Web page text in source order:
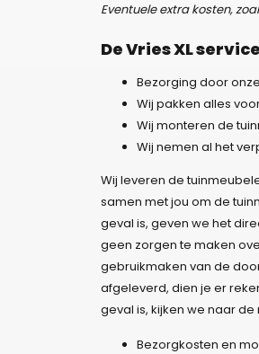
Eventuele extra kosten,
De Vries XL
Bezorging door
Wij pakken alles
Wij monteren de
Wij nemen al het
Wij leveren de
samen met jou om de
geval is, geven we het
geen zorgen te maken
gebruikmaken van de
afgeleverd, dien je er
geval is, kijken we naar
Bezorgkosten en